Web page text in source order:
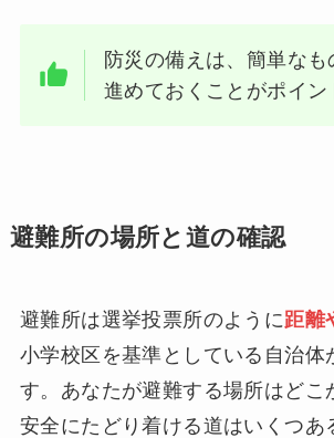
防災の備えは、簡単な
進めておくことがポイン
避難所の場所と道の確認
避難所は選挙投票所のように距離
小学校区を基準としている自治体
す。あなたが避難する場所はどこ
安全にたどり着ける道はいくつあ